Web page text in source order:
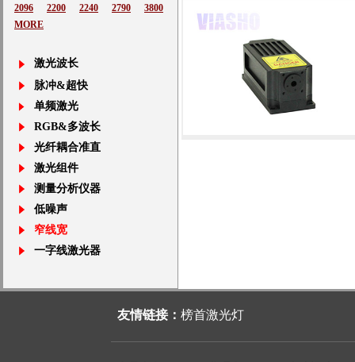
单频激光
激光波长
脉冲&超快
RGB&多波长
激光组件
测量分析仪器
低噪声
窄线宽
一字线激光器
光纤耦合准直
3800
2790
2096
2240
2200
MORE
友情链接： 榜首激光灯